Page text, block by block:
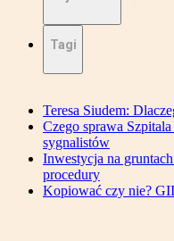
Tagi
Teresa Siudem:
Czego sprawa
sygnalistów
Inwestycja na
procedury
Kopiować czy nie?